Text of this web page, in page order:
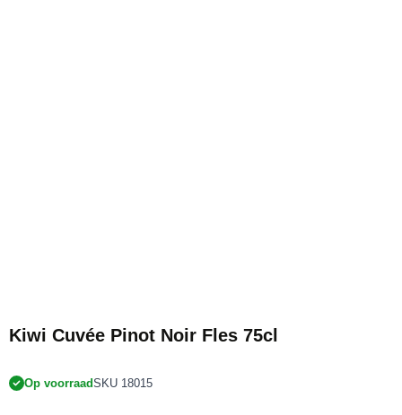
Kiwi Cuvée Pinot Noir Fles 75cl
Op voorraadSKU 18015